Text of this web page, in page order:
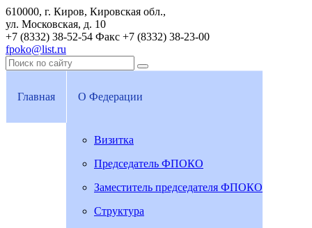
610000, г. Киров, Кировская обл.,
ул. Московская, д. 10
+7 (8332) 38-52-54 Факс +7 (8332) 38-23-00
fpoko@list.ru
Главная О Федерации
Визитка
Председатель ФПОКО
Заместитель председателя ФПОКО
Структура